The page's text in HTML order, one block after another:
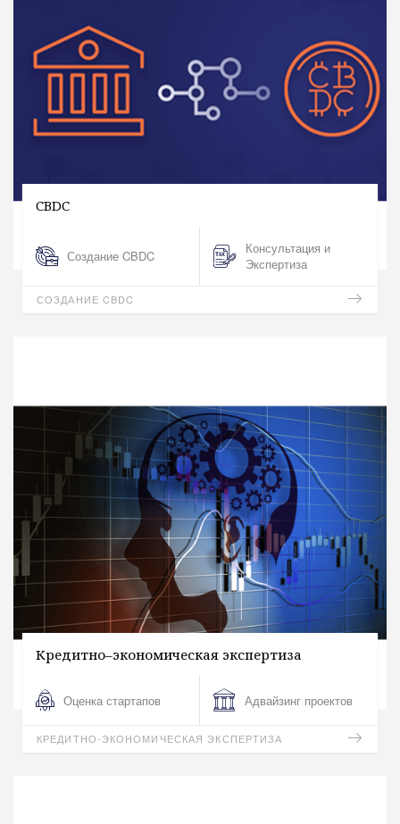
CBDC
Создание CBDC
Консультация и
Экспертиза
СОЗДАНИЕ CBDC
Кредитно–экономическая экспертиза
Оценка стартапов Адвайзинг проектов
КРЕДИТНО-ЭКОНОМИЧЕСКАЯ ЭКСПЕРТИЗА